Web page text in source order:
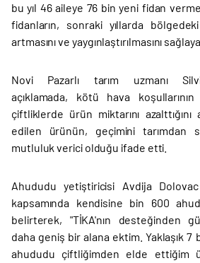
bu yıl 46 aileye 76 bin yeni fidan
fidanların, sonraki yıllarda
artmasını ve yaygınlaştırılmasını
Novi Pazarlı tarım uzmanı
açıklamada, kötü hava
çiftliklerde ürün miktarını
edilen ürünün, geçimini tarımdan
mutluluk verici olduğu ifade etti.
Ahududu yetiştiricisi Avdija
kapsamında kendisine bin 600
belirterek, "TİKA'nın desteğinden
daha geniş bir alana ektim. Yaklaşık 7
ahududu çiftliğimden elde ettiğim